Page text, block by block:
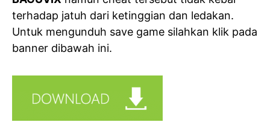
terhadap jatuh dari ketinggian dan ledakan.
Untuk mengunduh save game silahkan klik pada
banner dibawah ini.